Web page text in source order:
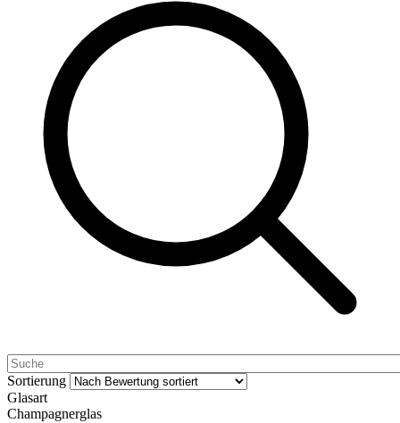
Sortierung
Glasart
Champagnerglas